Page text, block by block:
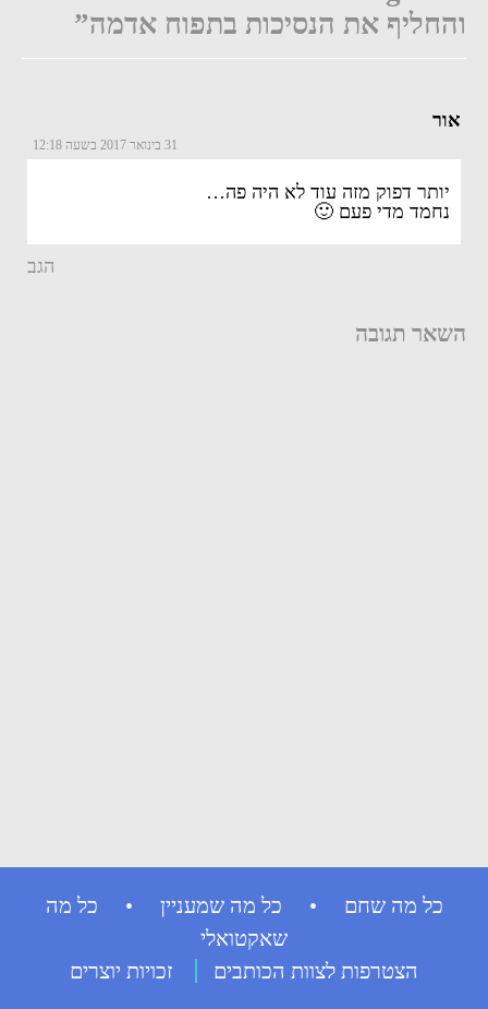
והחליף את הנסיכות בתפוח אדמה”
אור
31 בינואר 2017 בשעה 12:18
יותר דפוק מזה עוד לא היה פה…
נחמד מדי פעם 🙂
הגב
השאר תגובה
כל מה שחם • כל מה שמעניין • כל מה
שאקטואלי
הצטרפות לצוות הכותבים
זכויות יוצרים